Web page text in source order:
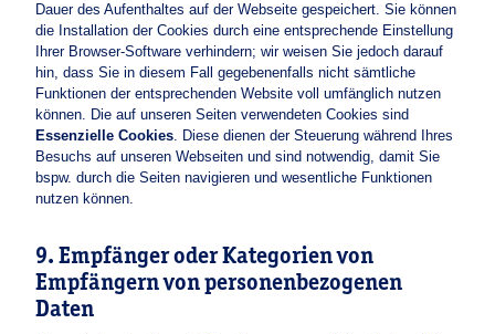
Dauer des Aufenthaltes auf der Webseite gespeichert. Sie können
die Installation der Cookies durch eine entsprechende Einstellung
Ihrer Browser-Software verhindern; wir weisen Sie jedoch darauf
hin, dass Sie in diesem Fall gegebenenfalls nicht sämtliche
Funktionen der entsprechenden Website voll umfänglich nutzen
können. Die auf unseren Seiten verwendeten Cookies sind
Essenzielle Cookies. Diese dienen der Steuerung während Ihres
Besuchs auf unseren Webseiten und sind notwendig, damit Sie
bspw. durch die Seiten navigieren und wesentliche Funktionen
nutzen können.
9. Empfänger oder Kategorien von
Empfängern von personenbezogenen
Daten